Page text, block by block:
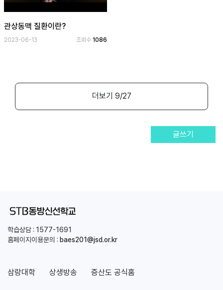
관상동맥 질환이란?
2023-06-13 조회수1086
더보기 9/27
글쓰기
학습상담 : 1577-1691
홈페이지이용문의 : baes201@jsd.or.kr
삼랑대학 상생방송 증산도 공식홈